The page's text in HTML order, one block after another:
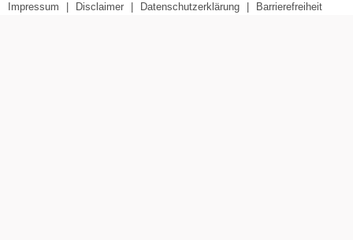
Impressum Disclaimer Datenschutzerklärung Barrierefreiheit